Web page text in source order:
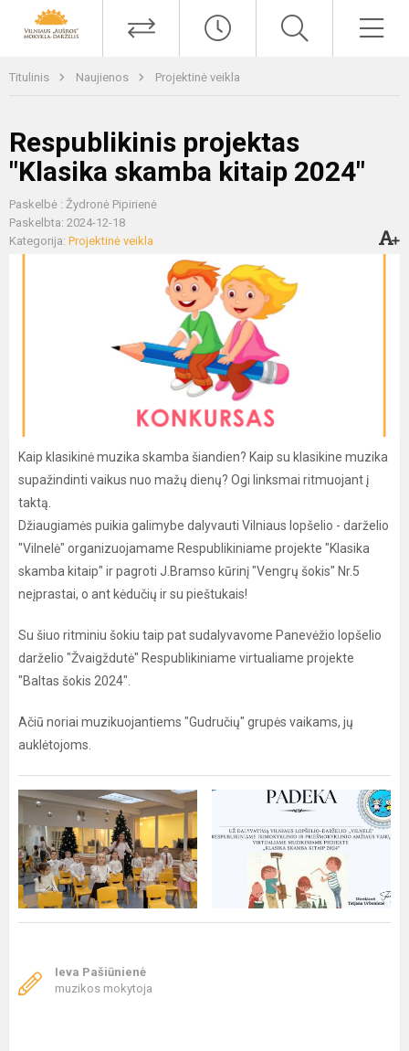
Titulinis Naujienos Projektinė veikla
Respublikinis projektas
"Klasika skamba kitaip 2024"
Paskelbė : Žydronė Pipirienė
Paskelbta: 2024-12-18
Kategorija: Projektinė veikla
Kaip klasikinė muzika skamba šiandien? Kaip su klasikine muzika
supažindinti vaikus nuo mažų dienų? Ogi linksmai ritmuojant į
taktą.
Džiaugiamės puikia galimybe dalyvauti Vilniaus lopšelio - darželio
"Vilnelė" organizuojamame Respublikiniame projekte "Klasika
skamba kitaip" ir pagroti J.Bramso kūrinį "Vengrų šokis" Nr.5
neįprastai, o ant kėdučių ir su pieštukais!
Su šiuo ritminiu šokiu taip pat sudalyvavome Panevėžio lopšelio
darželio "Žvaigždutė" Respublikiniame virtualiame projekte
"Baltas šokis 2024".
Ačiū noriai muzikuojantiems "Gudručių" grupės vaikams, jų
auklėtojoms.
Ieva Pašiūnienė
muzikos mokytoja